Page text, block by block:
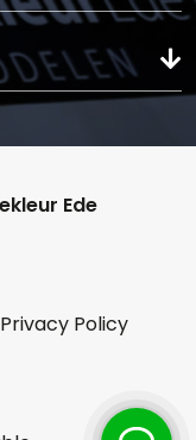
Ede
Privacy Policy